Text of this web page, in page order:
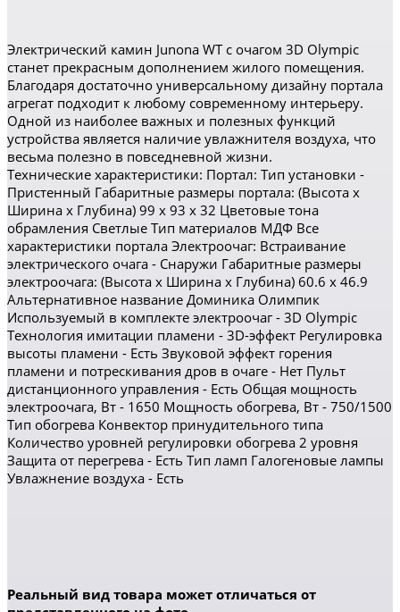
Электрический камин Junona WT с очагом 3D Olympic
станет прекрасным дополнением жилого помещения.
Благодаря достаточно универсальному дизайну портала
агрегат подходит к любому современному интерьеру.
Одной из наиболее важных и полезных функций
устройства является наличие увлажнителя воздуха, что
весьма полезно в повседневной жизни.
Технические характеристики: Портал: Тип установки -
Пристенный Габаритные размеры портала: (Высота x
Ширина x Глубина) 99 x 93 x 32 Цветовые тона
обрамления Светлые Тип материалов МДФ Все
характеристики портала Электроочаг: Встраивание
электрического очага - Снаружи Габаритные размеры
электроочага: (Высота x Ширина x Глубина) 60.6 x 46.9
Альтернативное название Доминика Олимпик
Используемый в комплекте электроочаг - 3D Olympic
Технология имитации пламени - 3D-эффект Регулировка
высоты пламени - Есть Звуковой эффект горения
пламени и потрескивания дров в очаге - Нет Пульт
дистанционного управления - Есть Общая мощность
электроочага, Вт - 1650 Мощность обогрева, Вт - 750/1500
Тип обогрева Конвектор принудительного типа
Количество уровней регулировки обогрева 2 уровня
Защита от перегрева - Есть Тип ламп Галогеновые лампы
Увлажнение воздуха - Есть
Реальный вид товара может отличаться от